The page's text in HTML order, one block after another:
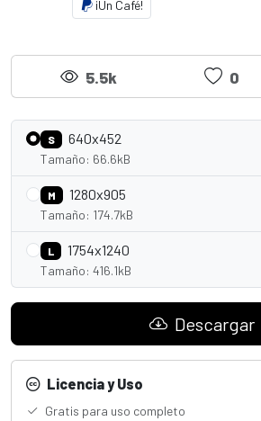
¡Un Café!
5.5k 0
S 640x452
Tamaño: 66.6kB
M 1280x905
Tamaño: 174.7kB
L 1754x1240
Tamaño: 416.1kB
Descargar
Licencia y Uso
Gratis para uso completo